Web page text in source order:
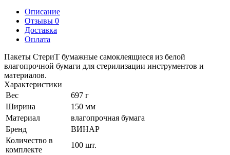
Описание
Отзывы 0
Доставка
Оплата
Пакеты СтериТ бумажные самоклеящиеся из белой
влагопрочной бумаги для стерилизации инструментов и
материалов.
Характеристики
Вес
697 г
Ширина
150 мм
Материал
влагопрочная бумага
Бренд
ВИНАР
Количество в
комплекте
100 шт.